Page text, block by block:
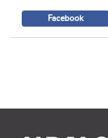
Facebook